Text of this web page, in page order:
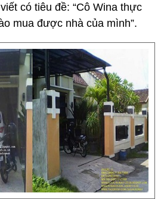
có tiêu đề: “Cô Wina thực
mua được nhà của mình”.